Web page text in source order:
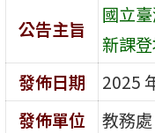
公告主旨
國立
新課
發佈日期
2025
發佈單位
教務處